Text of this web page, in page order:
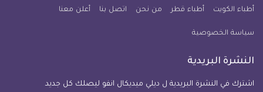
للآيفون
أطباء الكويت أطباء قطر من نحن اتصل بنا أعلن معنا
سياسة الخصوصية
النشرة البريدية
اشترك في النشرة البريدية ل ديلي ميديكال انفو ليصلك كل جديد